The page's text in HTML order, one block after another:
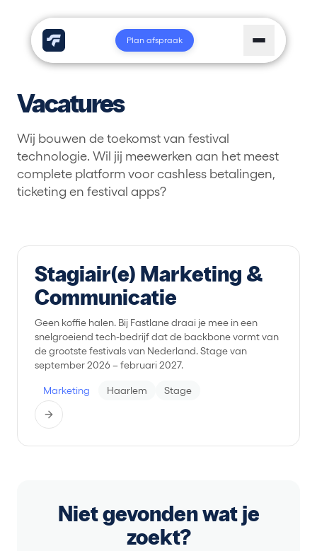
Plan afspraak
Vacatures
Wij bouwen de toekomst van festival
technologie. Wil jij meewerken aan het meest
complete platform voor cashless betalingen,
ticketing en festival apps?
Stagiair(e) Marketing &
Communicatie
Geen koffie halen. Bij Fastlane draai je mee in een
snelgroeiend tech-bedrijf dat de backbone vormt van
de grootste festivals van Nederland. Stage van
september 2026 – februari 2027.
Marketing Haarlem Stage
Niet gevonden wat je
zoekt?